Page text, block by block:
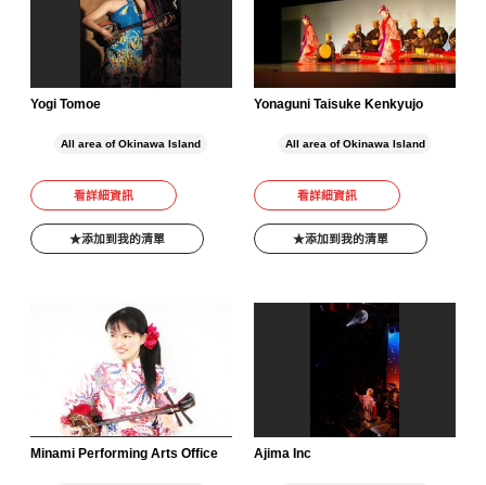
Yogi Tomoe
All area of Okinawa Island
看詳細資訊
添加到我的清單
Yonaguni Taisuke Kenkyujo
All area of Okinawa Island
看詳細資訊
添加到我的清單
Minami Performing Arts Office Ajima Inc